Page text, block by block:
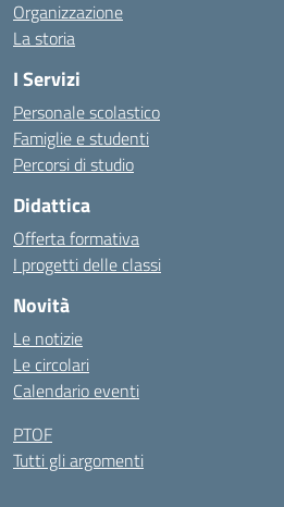
Organizzazione
La storia
I Servizi
Personale scolastico
Famiglie e studenti
Percorsi di studio
Didattica
Offerta formativa
I progetti delle classi
Novità
Le notizie
Le circolari
Calendario eventi
PTOF
Tutti gli argomenti